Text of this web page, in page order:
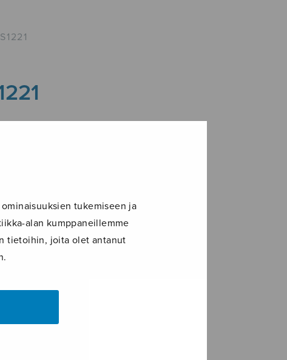
tukemiseen ja
alan kumppaneillemme
tietoihin, joita olet antanut